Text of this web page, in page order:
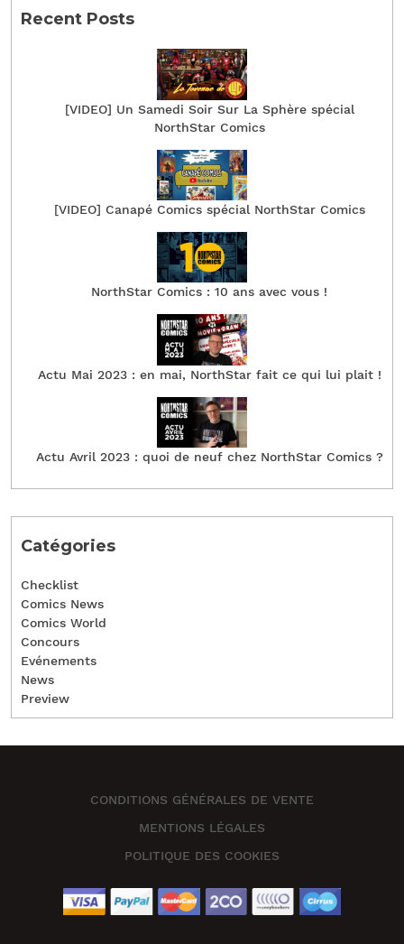
Recent Posts
[VIDEO] Un Samedi Soir Sur La Sphère spécial
NorthStar Comics
[VIDEO] Canapé Comics spécial NorthStar Comics
NorthStar Comics : 10 ans avec vous !
Actu Mai 2023 : en mai, NorthStar fait ce qui lui plait !
Actu Avril 2023 : quoi de neuf chez NorthStar Comics ?
Catégories
Checklist
Comics News
Comics World
Concours
Evénements
News
Preview
CONDITIONS GÉNÉRALES DE VENTE
MENTIONS LÉGALES
POLITIQUE DES COOKIES